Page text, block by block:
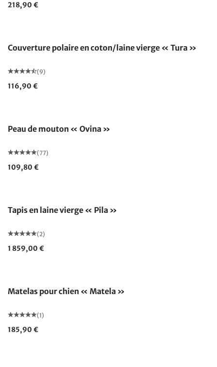
218,90 €
Couverture polaire en coton/laine vierge « Tura »
(9)
116,90 €
Peau de mouton « Ovina »
(77)
109,80 €
Tapis en laine vierge « Pila »
(2)
1 859,00 €
Matelas pour chien « Matela »
(1)
185,90 €